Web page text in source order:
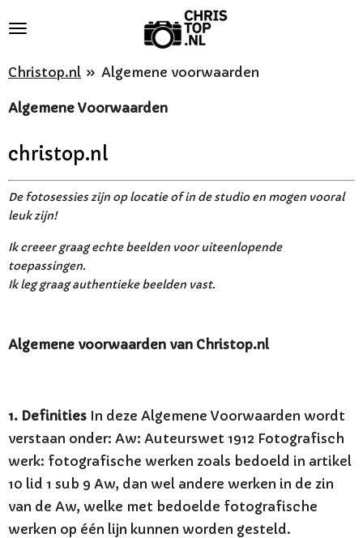
naar
hoofdinhoud
Christop.nl » Algemene voorwaarden
Algemene Voorwaarden
christop.nl
De fotosessies zijn op locatie of in de studio en mogen vooral
leuk zijn!
Ik creeer graag echte beelden voor uiteenlopende
toepassingen.
Ik leg graag authentieke beelden vast.
Algemene voorwaarden van Christop.nl
1. Definities In deze Algemene Voorwaarden wordt
verstaan onder: Aw: Auteurswet 1912 Fotografisch
werk: fotografische werken zoals bedoeld in artikel
10 lid 1 sub 9 Aw, dan wel andere werken in de zin
van de Aw, welke met bedoelde fotografische
werken op één lijn kunnen worden gesteld.